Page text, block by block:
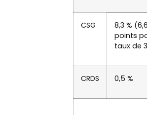
CSG
8,3 %
points
taux de
CRDS 0,5 %